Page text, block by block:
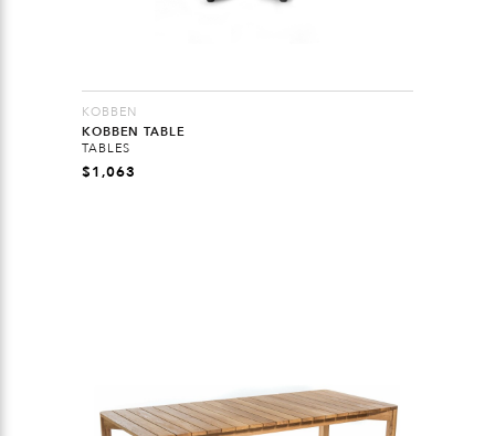
KOBBEN
KOBBEN TABLE
TABLES
$1,063